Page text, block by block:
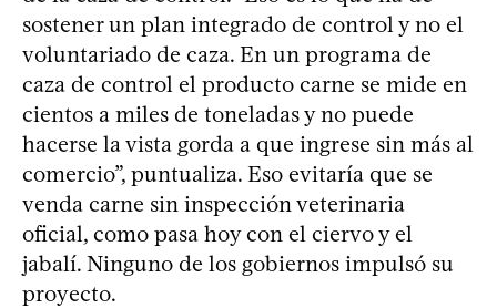
sostener un plan integrado de control y no el
voluntariado de caza. En un programa de
caza de control el producto carne se mide en
cientos a miles de toneladas y no puede
hacerse la vista gorda a que ingrese sin más al
comercio”, puntualiza. Eso evitaría que se
venda carne sin inspección veterinaria
oficial, como pasa hoy con el ciervo y el
jabalí. Ninguno de los gobiernos impulsó su
proyecto.